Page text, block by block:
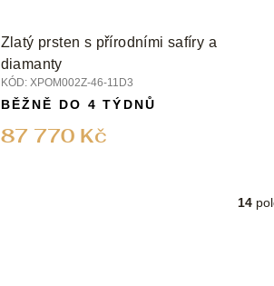
Zlatý prsten s přírodními safíry a
diamanty
KÓD: XPOM002Z-46-11D3
87 770 Kč
BĚŽNĚ DO 4 TÝDNŮ
14